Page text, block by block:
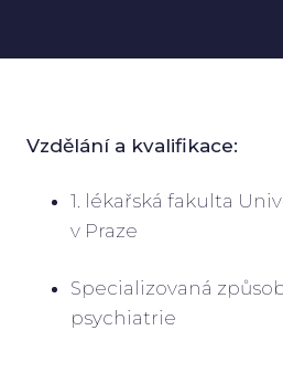
Vzdělání a kvalifikace:
1. lékařská fakulta
v Praze
Specializovaná
psychiatrie